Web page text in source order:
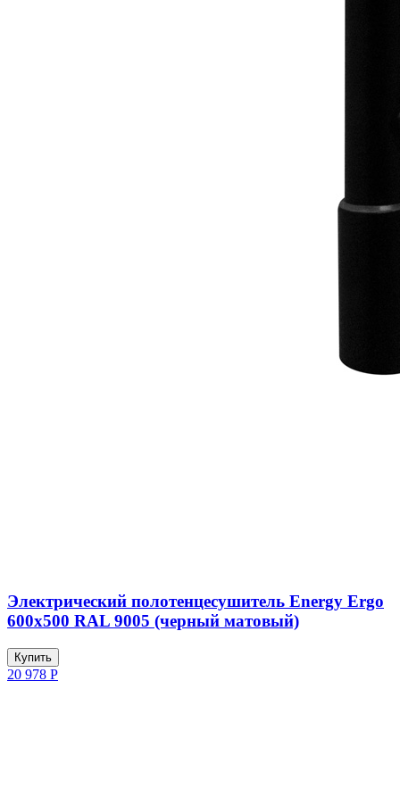
Электрический полотенцесушитель Energy Ergo
600x500 RAL 9005 (черный матовый)
Купить
20 978 Р